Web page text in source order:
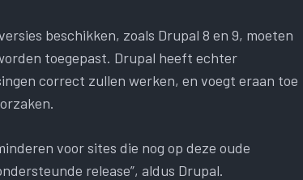
beschikken, zoals Drupal 8 en 9, moeten
toegepast. Drupal heeft echter
correct zullen werken, en voegt eraan toe
voor sites die nog op deze oude
release”, aldus Drupal.